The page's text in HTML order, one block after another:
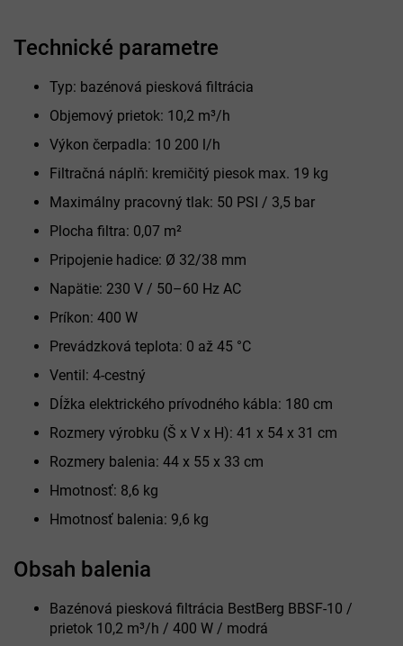
Obsah balenia
Bazénová piesková filtrácia BestBerg BBSF-10 /
prietok 10,2 m³/h / 400 W / modrá
Technické parametre
Typ: bazénová piesková filtrácia
Objemový prietok: 10,2 m³/h
Výkon čerpadla: 10 200 l/h
Filtračná náplň: kremičitý piesok max. 19 kg
Maximálny pracovný tlak: 50 PSI / 3,5 bar
Plocha filtra: 0,07 m²
Pripojenie hadice: Ø 32/38 mm
Napätie: 230 V / 50–60 Hz AC
Príkon: 400 W
Prevádzková teplota: 0 až 45 °C
Ventil: 4-cestný
Dĺžka elektrického prívodného kábla: 180 cm
Rozmery výrobku (Š x V x H): 41 x 54 x 31 cm
Rozmery balenia: 44 x 55 x 33 cm
Hmotnosť: 8,6 kg
Hmotnosť balenia: 9,6 kg